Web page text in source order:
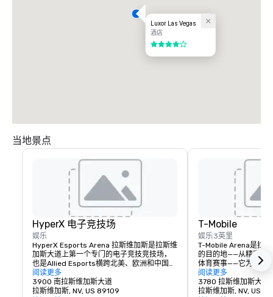
Luxor Las Vegas
酒店
4/5
当地景点
HyperX 电子竞技场
娱乐
HyperX Esports Arena 拉斯维加斯是拉斯维
加斯大道上第一个专门的电子竞技竞技场，
也是Allied Esports横跨北美、欧洲和中国的
全球房地产网络的旗舰场地。最先进的竞技
场不仅是世界一流的锦标赛目的地和举办锦
标赛和高风险对决的内容制作设施，而且是
阅读更多
3900 南拉斯维加斯大道
拉斯维加斯, NV, US 89109
T-Mobile
娱乐3英里
T-Mobile Arena是拉
的目的地——从精彩的
体育赛事——它为这座
含义树立了新的标准
的 T-Mobile Arena 举
事，从UFC、拳击、
阅读更多
3780 拉斯维加斯大道
拉斯维加斯, NV, US